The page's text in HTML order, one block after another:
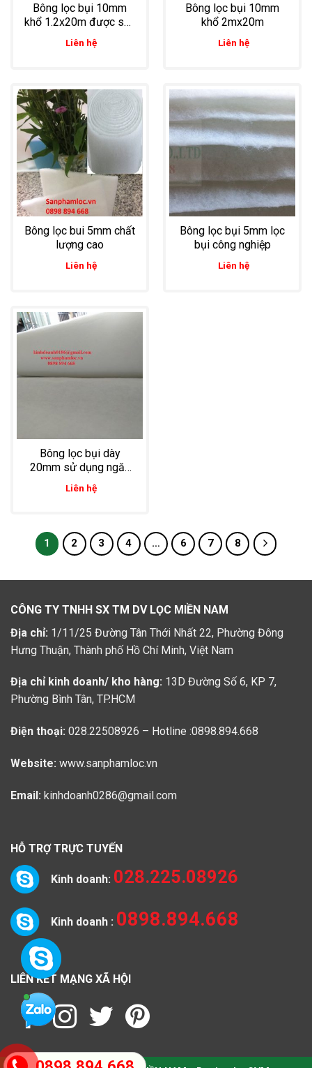
Bông lọc bụi 10mm
khổ 1.2x20m được sản
xuất theo yêu cầu dùng
để ngăn bụi thô và lọc
Liên hệ
Bông lọc bụi 10mm
khổ 2mx20m
Liên hệ
Bông lọc bui 5mm chất
lượng cao
Liên hệ
Bông lọc bụi 5mm lọc
bụi công nghiệp
Liên hệ
Bông lọc bụi dày
20mm sử dụng ngăn
bụi trong chế biến thực
phẩm
Liên hệ
1 2 3 4 … 6 7 8
CÔNG TY TNHH SX TM DV LỌC MIỀN NAM
Địa chỉ: 1/11/25 Đường Tân Thới Nhất 22, Phường Đông
Hưng Thuận, Thành phố Hồ Chí Minh, Việt Nam
Địa chỉ kinh doanh/ kho hàng: 13D Đường Số 6, KP 7,
Phường Bình Tân, TP.HCM
Điện thoại: 028.22508926 – Hotline :0898.894.668
Website: www.sanphamloc.vn
Email: kinhdoanh0286@gmail.com
HỖ TRỢ TRỰC TUYẾN
Kinh doanh: 028.225.08926
Kinh doanh : 0898.894.668
LIÊN KẾT MẠNG XÃ HỘI